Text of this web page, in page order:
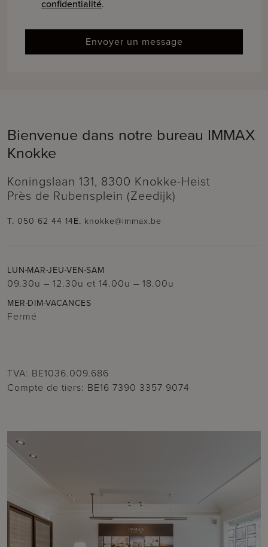
confidentialité.
Envoyer un message
Bienvenue dans notre bureau IMMAX
Knokke
Koningslaan 131, 8300 Knokke-Heist
Près de Rubensplein (Zeedijk)
T. 050 62 44 14E. knokke@immax.be
LUN MAR JEU VEN SAM
09.30u – 12.30u et 14.00u – 18.00u
MER DIMVACANCES
Fermé
TVA: BE1036.009.686
Compte de tiers: BE16 7390 3357 9074